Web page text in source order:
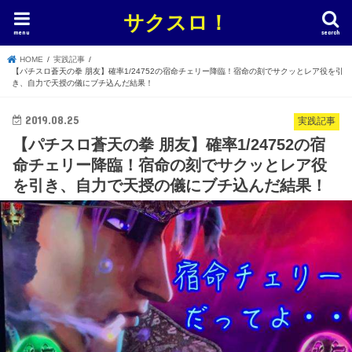
サクスロ！ search
menu
HOME
実践記事
【パチスロ蒼天の拳 朋友】確率1/24752の宿命チェリー降臨！宿命の刻でサクッとレア役を引
き、自力で天授の儀にブチ込んだ結果！
実践記事
2019.08.25
【パチスロ蒼天の拳 朋友】確率1/24752の宿
命チェリー降臨！宿命の刻でサクッとレア役
を引き、自力で天授の儀にブチ込んだ結果！